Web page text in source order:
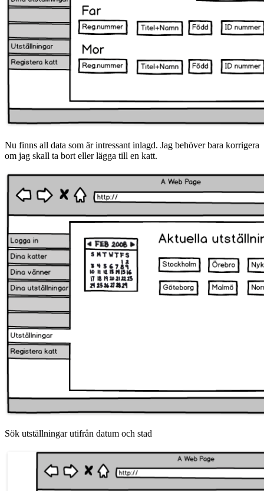
Nu finns all data som är intressant inlagd. Jag behöver bara korrigera
om jag skall ta bort eller lägga till en katt.
Sök utställningar utifrån datum och stad